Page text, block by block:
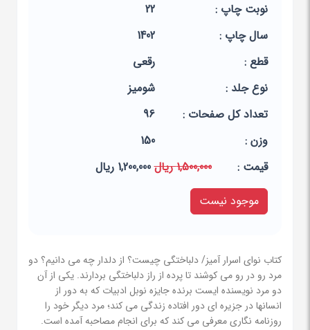
نوبت چاپ :
22
سال چاپ :
1402
قطع :
رقعی
نوع جلد :
شومیز
تعداد کل صفحات :
96
وزن :
150
قيمت :
1,500,000 ریال
1,200,000 ریال
موجود نیست
کتاب نوای اسرار آمیز/ دلباختگی چیست؟ از دلدار چه می دانیم؟ دو
مرد رو در رو می کوشند تا پرده از راز دلباختگی بردارند. یکی از آن
دو مرد نویسنده ایست برنده جایزه نوبل ادبیات که به دور از
انسانها در جزیره ای دور افتاده زندگی می کند؛ مرد دیگر خود را
روزنامه نگاری معرفی می کند که برای انجام مصاحبه آمده است.